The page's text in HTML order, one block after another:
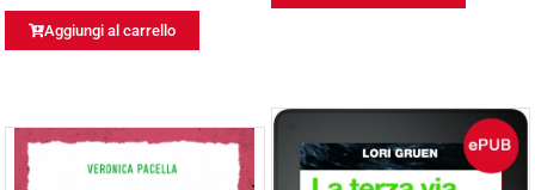
Aggiungi al carrello